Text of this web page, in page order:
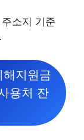
소지 기준
지원금
용처 잔